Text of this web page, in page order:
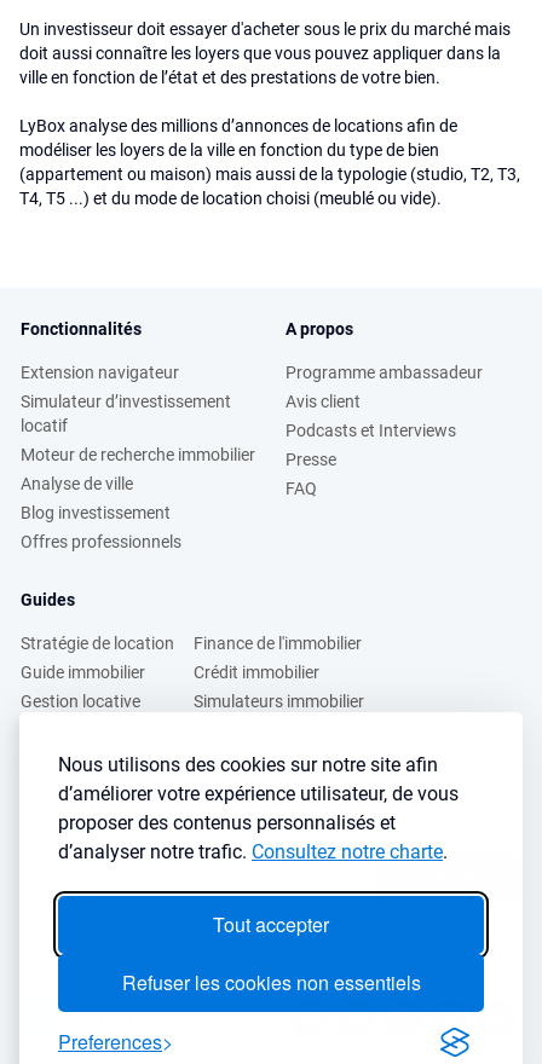
Nous utilisons des cookies sur notre site afin
d’améliorer votre expérience utilisateur, de vous
proposer des contenus personnalisés et
d’analyser notre trafic. Consultez notre charte.
Tout accepter
Refuser les cookies non essentiels
Preferences
Un investisseur doit essayer d'acheter sous le prix du marché mais
doit aussi connaître les loyers que vous pouvez appliquer dans la
ville en fonction de l’état et des prestations de votre bien.
LyBox analyse des millions d’annonces de locations afin de
modéliser les loyers de la ville en fonction du type de bien
(appartement ou maison) mais aussi de la typologie (studio, T2, T3,
T4, T5 ...) et du mode de location choisi (meublé ou vide).
Fonctionnalités
Extension navigateur
Simulateur d’investissement
locatif
Moteur de recherche immobilier
Analyse de ville
Blog investissement
Offres professionnels
A propos
Programme ambassadeur
Avis client
Podcasts et Interviews
Presse
FAQ
Guides
Stratégie de location
Guide immobilier
Gestion locative
Finance de l'immobilier
Crédit immobilier
Simulateurs immobilier
Vous voulez apprendre à investir dans l’immobilier ?
Inscrivez vous à notre newsletter gratuite :